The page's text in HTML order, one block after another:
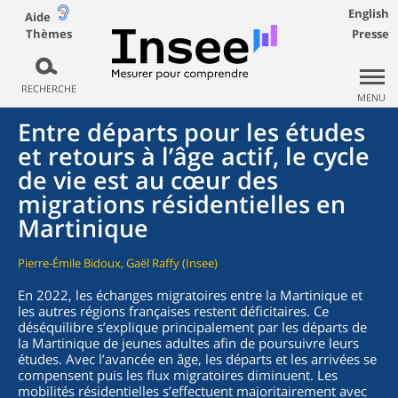
Aide
Thèmes
RECHERCHE
English
Presse
MENU
Entre départs pour les études
et retours à l’âge actif, le cycle
de vie est au cœur des
migrations résidentielles en
Martinique
Pierre-Émile Bidoux, Gaël Raffy (Insee)
En 2022, les échanges migratoires entre la Martinique et
les autres régions françaises restent déficitaires. Ce
déséquilibre s’explique principalement par les départs de
la Martinique de jeunes adultes afin de poursuivre leurs
études. Avec l’avancée en âge, les départs et les arrivées se
compensent puis les flux migratoires diminuent. Les
mobilités résidentielles s’effectuent majoritairement avec